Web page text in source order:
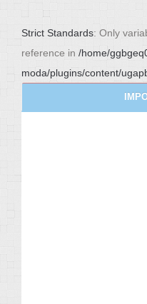
Strict Standards: Only
reference in /home/
moda/plugins/content/